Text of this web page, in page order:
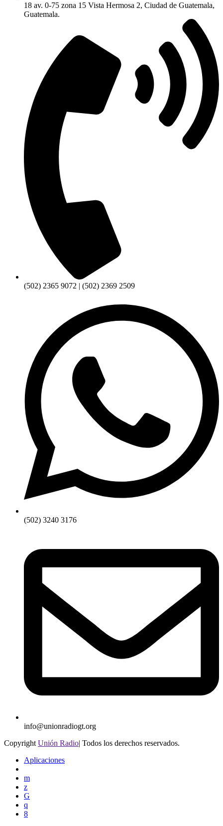
18 av. 0-75 zona 15 Vista Hermosa 2, Ciudad de Guatemala,
Guatemala.
(502) 2365 9072 | (502) 2369 2509
(502) 3240 3176
info@unionradiogt.org
Copyright Unión Radio| Todos los derechos reservados.
Aplicaciones